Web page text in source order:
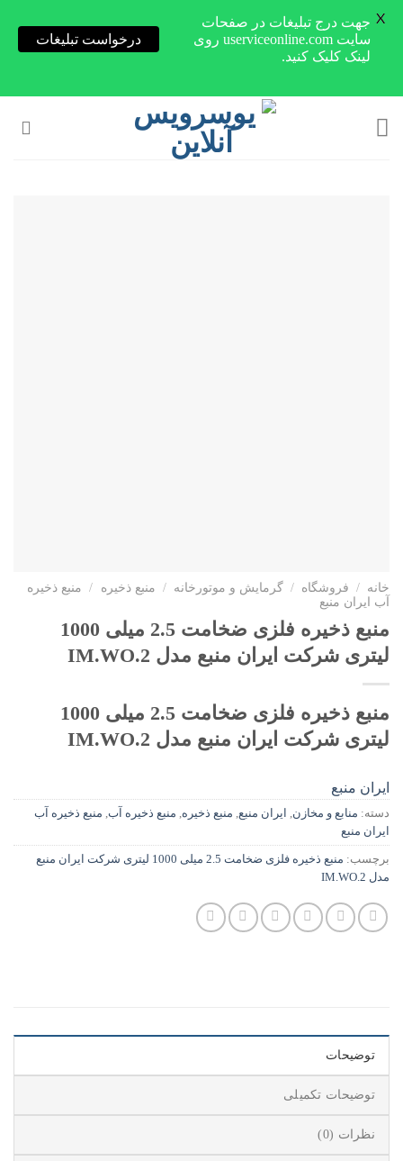
خانه / فروشگاه / گرمایش و موتورخانه / منبع ذخیره /
منبع ذخیره
آب ایران منبع
منبع ذخیره فلزی ضخامت 2.5 میلی 1000
لیتری شرکت ایران منبع مدل IM.WO.2
منبع ذخیره فلزی ضخامت 2.5 میلی 1000
لیتری شرکت ایران منبع مدل IM.WO.2
ایران منبع
دسته: منابع و مخازن, ایران منبع, منبع ذخیره, منبع ذخیره آب, منبع ذخیره آب
ایران منبع
برچسب:
منبع ذخیره فلزی ضخامت 2.5 میلی 1000 لیتری شرکت ایران منبع
مدل IM.WO.2
توضیحات
توضیحات تکمیلی
نظرات (0)
جهت درج تبلیغات در صفحات
سایت userviceonline.com روی
لینک کلیک کنید.
درخواست تبلیغات
X